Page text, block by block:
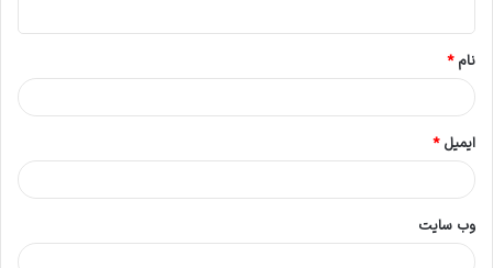
*
نام*
ایمیل*
وب‌ سایت